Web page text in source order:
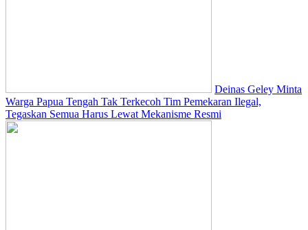
Deinas Geley Minta
Warga Papua Tengah Tak Terkecoh Tim Pemekaran Ilegal,
Tegaskan Semua Harus Lewat Mekanisme Resmi